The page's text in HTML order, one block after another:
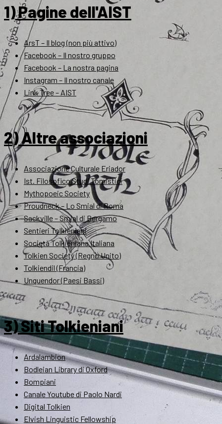
1) Pagine dell'AIST
ArsT – Il blog (non più attivo)
Facebook – Il nostro gruppo
Facebook – La nostra pagina
Instagram – Il nostro canale
Link Tree – AIST
2) Altre associazioni
Associazione Culturale Eriador
Ist. Filosofico Studi Tomistici
Mythopoeic Society
Proudneck – Lo Smial di Roma
Sackville – Smial di Bergamo
Sentieri Tolkieniani
Società Tolkieniana Italiana
Tolkien Society (Regno Unito)
Tolkiendil (Francia)
Unquendor (Paesi Bassi)
3) Siti Tolkieniani
Ardalambion
Bodleian Library di Oxford
Bompiani
Canale Youtube di Paolo Nardi
Digital Tolkien
Elvish Linguistic Fellowship